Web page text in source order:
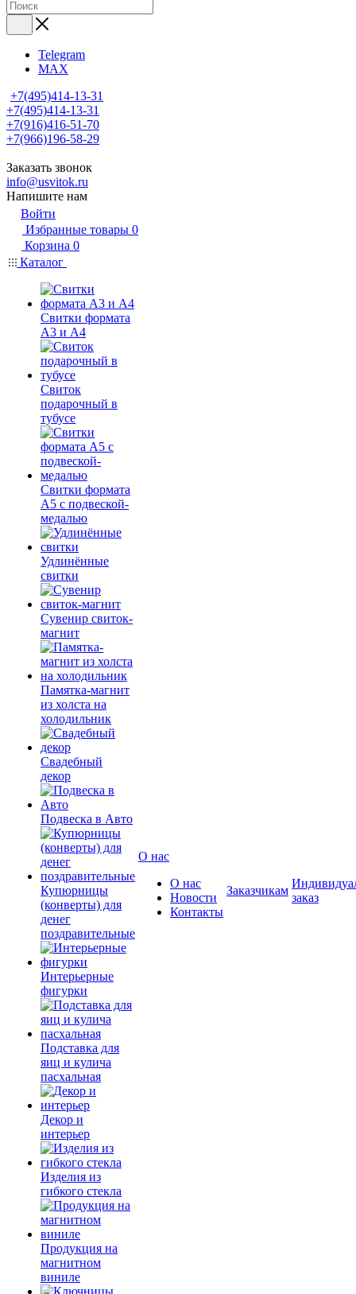
Telegram
MAX
+7(495)414-13-31
+7(495)414-13-31
+7(916)416-51-70
+7(966)196-58-29
Заказать звонок
info@usvitok.ru
Напишите нам
Войти
Избранные товары 0
Корзина 0
Каталог
Свитки формата
А3 и А4
Свиток
подарочный в
тубусе
Свитки формата
А5 с подвеской-
медалью
Удлинённые
свитки
Сувенир свиток-
магнит
Памятка-магнит
из холста на
холодильник
Свадебный
декор
Подвеска в Авто
Купюрницы
(конверты) для
денег
поздравительные
Интерьерные
фигурки
Подставка для
яиц и кулича
пасхальная
Декор и
интерьер
Изделия из
гибкого стекла
Продукция на
магнитном
виниле
О нас
О нас
Новости
Контакты
Заказчикам
заказ